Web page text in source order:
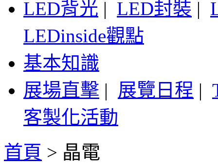
LED背光 | LED封裝 |
LEDinside觀點
基本知識
展場直擊 | 展覽日程 |
客製化活動
首頁 > 晶電